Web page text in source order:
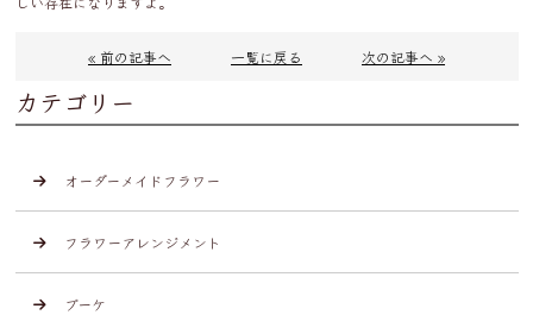
« 前の記事へ 一覧に戻る 次の記事へ »
カテゴリー
オーダーメイドフラワー
フラワーアレンジメント
ブーケ